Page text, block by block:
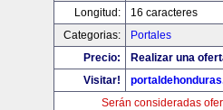
Longitud:
16 caracteres
Categorias:
Portales
Precio:
Realizar una
Visitar!
Serán consideradas